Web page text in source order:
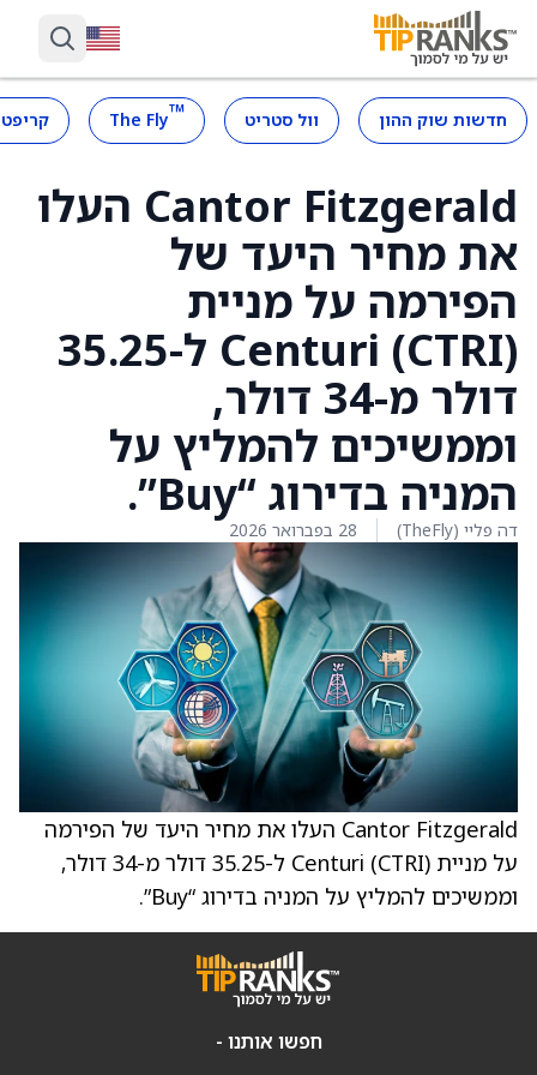
חדשות שוק ההון וול סטריט ™
The Fly
Cantor Fitzgerald העלו
את מחיר היעד של
הפירמה על מניית
Centuri (CTRI) ל-35.25
דולר מ-34 דולר,
וממשיכים להמליץ על
המניה בדירוג “Buy”.
דה פליי (TheFly) 28 בפברואר 2026
Cantor Fitzgerald העלו את מחיר היעד של הפירמה
על מניית Centuri (CTRI) ל-35.25 דולר מ-34 דולר,
וממשיכים להמליץ על המניה בדירוג “Buy”.
חפשו אותנו -